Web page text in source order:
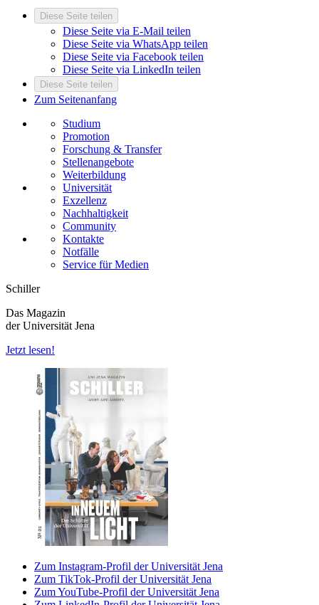
Diese Seite teilen
Diese Seite via E-Mail teilen
Diese Seite via WhatsApp teilen
Diese Seite via Facebook teilen
Diese Seite via LinkedIn teilen
Diese Seite teilen
Zum Seitenanfang
Studium
Promotion
Forschung & Transfer
Stellenangebote
Weiterbildung
Universität
Exzellenz
Nachhaltigkeit
Community
Kontakte
Notfälle
Service für Medien
Schiller
Das Magazin
der Universität Jena
Jetzt lesen!
Zum Instagram-Profil der Universität Jena
Zum TikTok-Profil der Universität Jena
Zum YouTube-Profil der Universität Jena